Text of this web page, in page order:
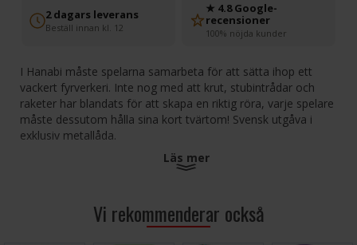
2 dagars leverans
Beställ innan kl. 12
★ 4.8 Google-
recensioner
100% nöjda kunder
I Hanabi måste spelarna samarbeta för att sätta ihop ett
vackert fyrverkeri. Inte nog med att krut, stubintrådar och
raketer har blandats för att skapa en riktig röra, varje spelare
måste dessutom hålla sina kort tvärtom! Svensk utgåva i
exklusiv metallåda.
Ingen kan se sin egen hand... Det blir därför nödvändigt att ge
ihåg den information man får. Laganda är nyckeln till
framgång i denna oförglömliga föreställning!
Läs mer
Vi rekommenderar också